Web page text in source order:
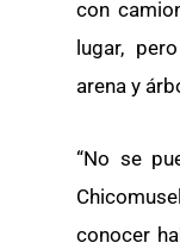
con
lugar,
arena y
“No se
conocer